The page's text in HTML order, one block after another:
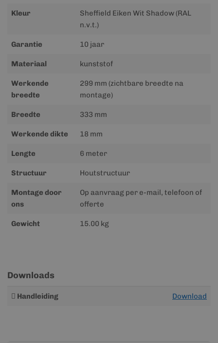
Kleur
Sheffield Eiken Wit Shadow (RAL
n.v.t.)
Garantie 10 jaar
Materiaal kunststof
Werkende
breedte
299 mm (zichtbare breedte na
montage)
Breedte 333 mm
Werkende dikte 18 mm
Lengte 6 meter
Structuur Houtstructuur
Montage door
ons
Op aanvraag per e-mail, telefoon of
offerte
Gewicht 15.00 kg
Downloads
Meer
Handleiding Download